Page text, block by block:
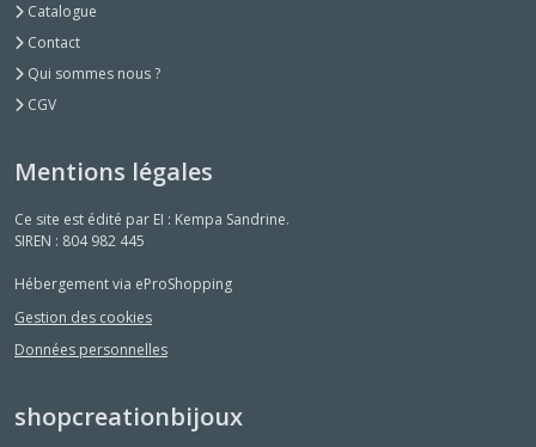
Catalogue
Contact
Qui sommes nous ?
CGV
Mentions légales
Ce site est édité par EI : Kempa Sandrine.
SIREN : 804 982 445
Hébergement via eProShopping
Gestion des cookies
Données personnelles
shopcreationbijoux